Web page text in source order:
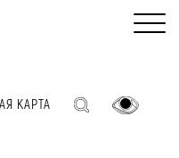
КАРТА